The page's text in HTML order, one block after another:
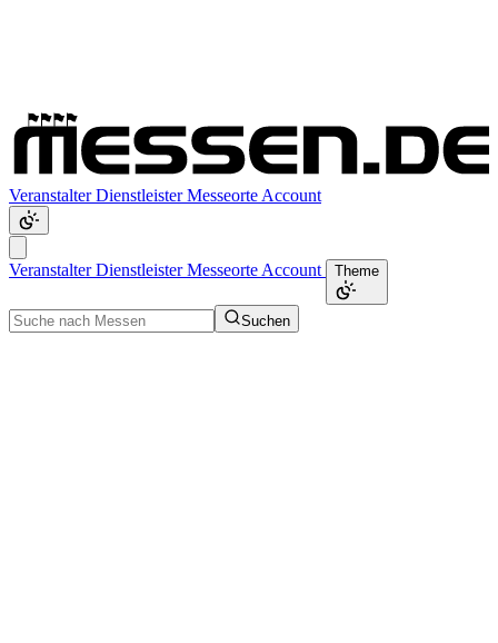
VeranstalterDienstleisterMesseorte Account
VeranstalterDienstleisterMesseorte Account Theme
Suchen